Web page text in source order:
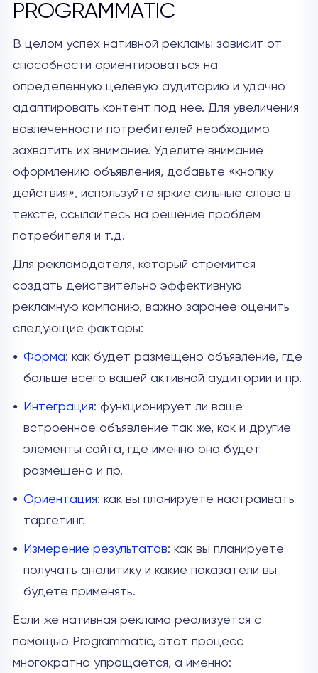
PROGRAMMATIC
В целом успех нативной рекламы зависит от
способности ориентироваться на
определенную целевую аудиторию и удачно
адаптировать контент под нее. Для увеличения
вовлеченности потребителей необходимо
захватить их внимание. Уделите внимание
оформлению объявления, добавьте «кнопку
действия», используйте яркие сильные слова в
тексте, ссылайтесь на решение проблем
потребителя и т.д.
Для рекламодателя, который стремится
создать действительно эффективную
рекламную кампанию, важно заранее оценить
следующие факторы:
Форма: как будет размещено объявление, где
больше всего вашей активной аудитории и пр.
Интеграция: функционирует ли ваше
встроенное объявление так же, как и другие
элементы сайта, где именно оно будет
размещено и пр.
Ориентация: как вы планируете настраивать
таргетинг.
Измерение результатов: как вы планируете
получать аналитику и какие показатели вы
будете применять.
Если же нативная реклама реализуется с
помощью Programmatic, этот процесс
многократно упрощается, а именно: